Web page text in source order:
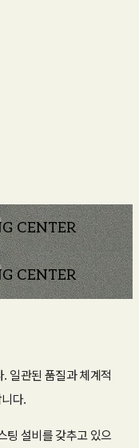
CENTER
CENTER
일관된 품질과 체계적
다.
팅 설비를 갖추고 있으